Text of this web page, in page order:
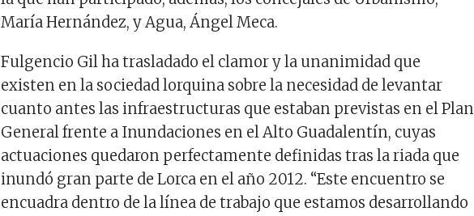
María Hernández, y Agua, Ángel Meca.
Fulgencio Gil ha trasladado el clamor y la unanimidad que
existen en la sociedad lorquina sobre la necesidad de levantar
cuanto antes las infraestructuras que estaban previstas en el Plan
General frente a Inundaciones en el Alto Guadalentín, cuyas
actuaciones quedaron perfectamente definidas tras la riada que
inundó gran parte de Lorca en el año 2012. “Este encuentro se
encuadra dentro de la línea de trabajo que estamos desarrollando